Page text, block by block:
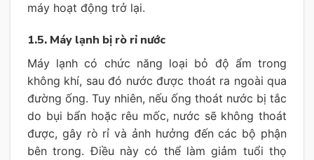
máy hoạt động trở lại.
1.5. Máy lạnh bị rò rỉ nước
Máy lạnh có chức năng loại bỏ độ ẩm trong
không khí, sau đó nước được thoát ra ngoài qua
đường ống. Tuy nhiên, nếu ống thoát nước bị tắc
do bụi bẩn hoặc rêu mốc, nước sẽ không thoát
được, gây rò rỉ và ảnh hưởng đến các bộ phận
bên trong. Điều này có thể làm giảm tuổi thọ